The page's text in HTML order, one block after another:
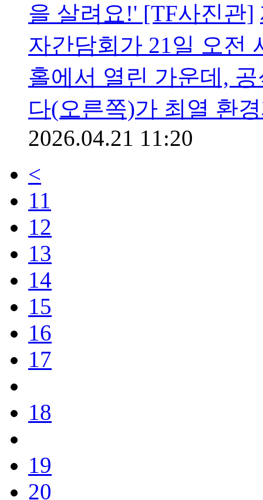
을 살려요!' [TF사진관]
자간담회가 21일 오전
홀에서 열린 가운데,
다(오른쪽)가 최열 환
2026.04.21 11:20
<
11
12
13
14
15
16
17
18
19
20